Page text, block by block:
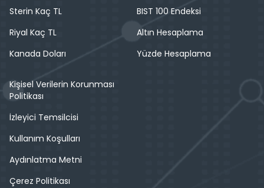
Sterin Kaç TL
Riyal Kaç TL
Kanada Doları
BIST 100 Endeksi
Altın Hesaplama
Yüzde Hesaplama
Kişisel Verilerin Korunması
Politikası
İzleyici Temsilcisi
Kullanım Koşulları
Aydınlatma Metni
Çerez Politikası